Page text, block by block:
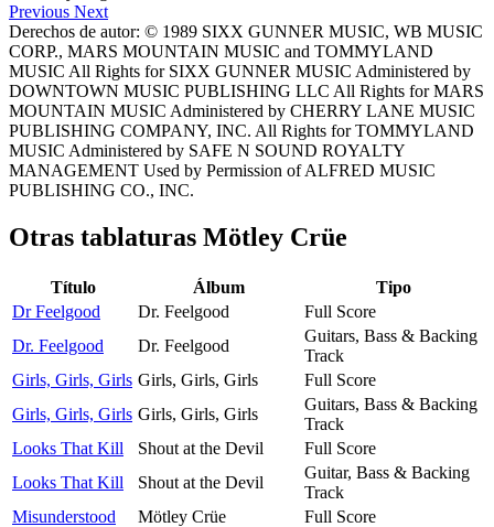
Previous Next
Derechos de autor: © 1989 SIXX GUNNER MUSIC, WB MUSIC
CORP., MARS MOUNTAIN MUSIC and TOMMYLAND
MUSIC All Rights for SIXX GUNNER MUSIC Administered by
DOWNTOWN MUSIC PUBLISHING LLC All Rights for MARS
MOUNTAIN MUSIC Administered by CHERRY LANE MUSIC
PUBLISHING COMPANY, INC. All Rights for TOMMYLAND
MUSIC Administered by SAFE N SOUND ROYALTY
MANAGEMENT Used by Permission of ALFRED MUSIC
PUBLISHING CO., INC.
Otras tablaturas Mötley Crüe
Título Álbum
Tipo
Dr Feelgood
Dr. Feelgood
Full Score
Dr. Feelgood
Dr. Feelgood
Guitars, Bass & Backing
Track
Girls, Girls, Girls Girls, Girls, Girls
Full Score
Girls, Girls, Girls Girls, Girls, Girls
Guitars, Bass & Backing
Track
Looks That Kill
Shout at the Devil
Full Score
Looks That Kill
Shout at the Devil
Guitar, Bass & Backing
Track
Misunderstood
Mötley Crüe
Full Score